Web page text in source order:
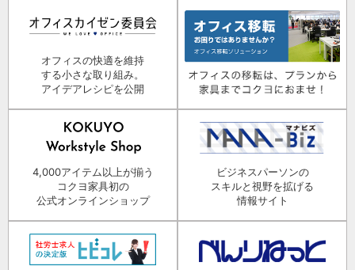
オフィスの快適を維持
する小さな取り組み。
アイデアレシピを公開
4,000アイテム以上が揃う
コクヨ家具初の
公式オンラインショップ
ビジネスパーソンの
スキルと視野を拡げる
情報サイト